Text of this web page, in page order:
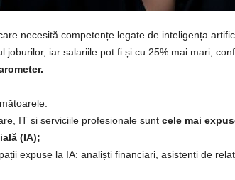
necesită competențe legate de inteligența
joburilor, iar salariile pot fi și cu 25% mai mari,
IT și serviciile profesionale sunt cele mai
(IA);
expuse la IA: analiști financiari, asistenți de